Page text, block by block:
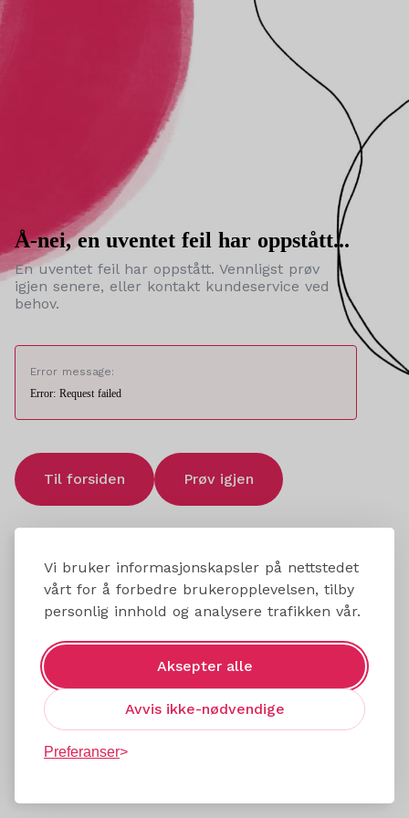
Vi bruker informasjonskapsler på nettstedet
vårt for å forbedre brukeropplevelsen, tilby
personlig innhold og analysere trafikken vår.
Aksepter alle
Avvis ikke-nødvendige
Preferanser
Å-nei, en uventet feil har oppstått...
En uventet feil har oppstått. Vennligst prøv
igjen senere, eller kontakt kundeservice ved
behov.
Error message:
Error: Request failed
Til forsiden Prøv igjen